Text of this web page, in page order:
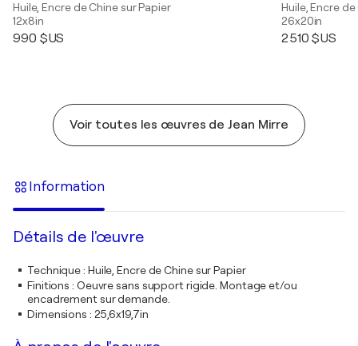
Huile, Encre de Chine sur Papier
12x8in
990 $US
Huile, Encre
26x20in
2 510 $US
Voir toutes les œuvres de Jean Mirre
Information
Détails de l'œuvre
Technique: Huile, Encre de Chine sur Papier
Finitions : Oeuvre sans support rigide. Montage et/ou
encadrement sur demande.
Dimensions : 25,6x19,7in